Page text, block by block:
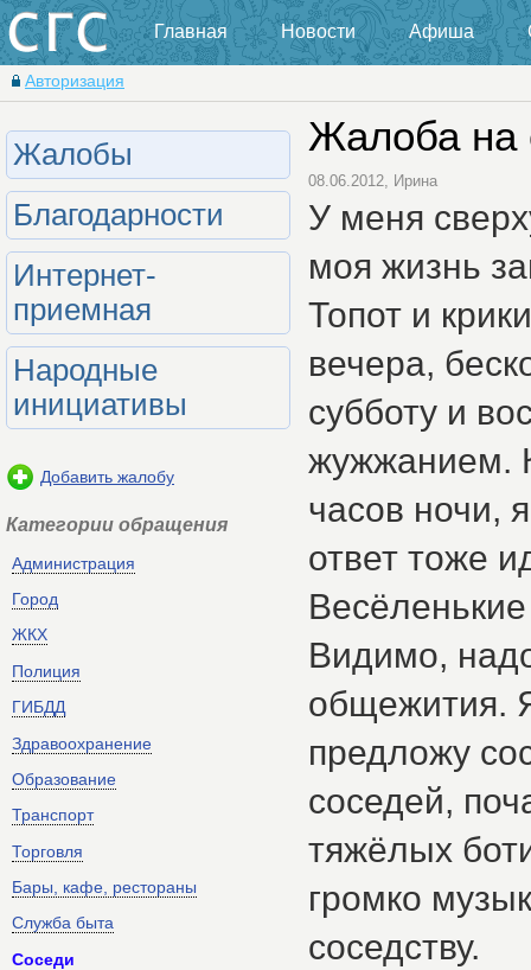
Главная Новости Афиша
Авторизация
Жалобы
Благодарности
Интернет-
приемная
Народные
инициативы
Добавить жалобу
Категории обращения
Администрация
Город
ЖКХ
Полиция
ГИБДД
Здравоохранение
Образование
Транспорт
Торговля
Бары, кафе, рестораны
Служба быта
Соседи
Жалоба на
08.06.2012, Ирина
У меня
моя жизнь
Топот и
вечера,
субботу и
жужжанием.
часов ночи,
ответ тоже
Видимо,
общежития.
предложу
соседей,
тяжёлых
громко
соседству.